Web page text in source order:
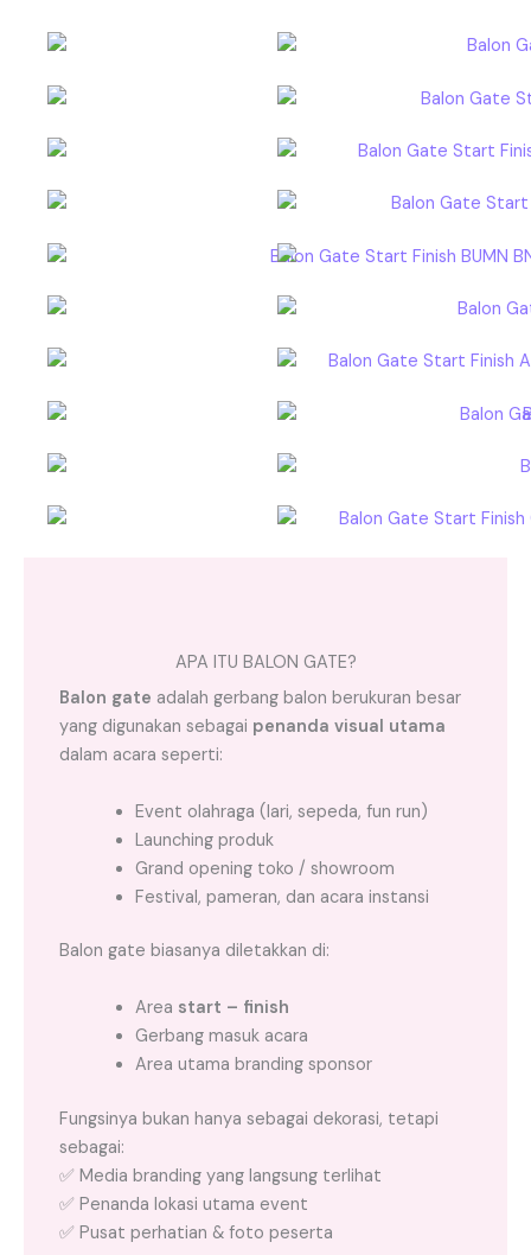
APA ITU BALON GATE?
Balon gate adalah gerbang balon berukuran besar
yang digunakan sebagai penanda visual utama
dalam acara seperti:
Event olahraga (lari, sepeda, fun run)
Launching produk
Grand opening toko / showroom
Festival, pameran, dan acara instansi
Balon gate biasanya diletakkan di:
Area start – finish
Gerbang masuk acara
Area utama branding sponsor
Fungsinya bukan hanya sebagai dekorasi, tetapi
sebagai:
✅ Media branding yang langsung terlihat
✅ Penanda lokasi utama event
✅ Pusat perhatian & foto peserta